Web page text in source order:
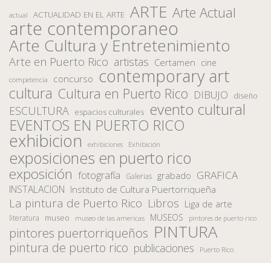
actual ACTUALIDAD EN EL ARTE ARTE Arte Actual
arte contemporaneo
Arte Cultura y Entretenimiento
Arte en Puerto Rico artistas Certamen cine
competencia concurso contemporary art
cultura Cultura en Puerto Rico DIBUJO diseño
ESCULTURA espacios culturales evento cultural
EVENTOS EN PUERTO RICO
exhibicion exhibiciones Exhibición
exposiciones en puerto rico
exposición fotografía Galerias grabado GRAFICA
INSTALACION Instituto de Cultura Puertorriqueña
La pintura de Puerto Rico Libros Liga de arte
literatura museo museo de las americas MUSEOS pintores de puerto rico
pintores puertorriqueños PINTURA
pintura de puerto rico publicaciones Puerto Rico